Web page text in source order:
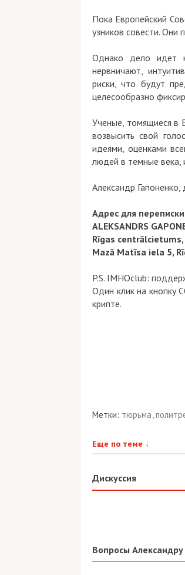
Пока Европейский
узников совести. Они
Однако дело идет
нервничают,
риски, что будут
целесообразно
Ученые, томящиеся в
возвысить свой
идеями, оценками
людей в темные века,
Александр
Адрес для
ALEKSANDRS
Rīgas centrālcietums,
Mazā Matīsa iela 5,
P.S. IMHOclub:
Один клик на кнопку
крипте.
Метки: тюрьма,
Еще по теме ↓
Дискуссия
Вопросы Александру